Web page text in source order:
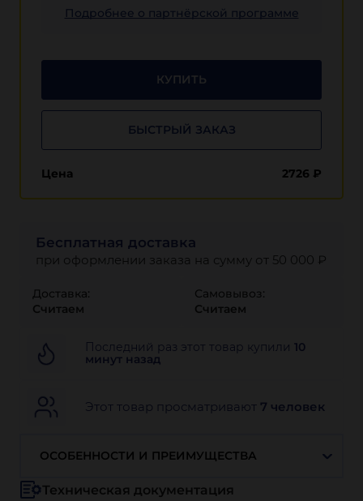
Подробнее о партнёрской программе
КУПИТЬ
БЫСТРЫЙ ЗАКАЗ
Цена 2726 ₽
Бесплатная доставка
при оформлении заказа на сумму от 50 000 ₽
Доставка:
Считаем
Самовывоз:
Считаем
Последний раз этот товар купили 10
минут назад
Этот товар просматривают 7 человек
ОСОБЕННОСТИ И ПРЕИМУЩЕСТВА
Техническая документация